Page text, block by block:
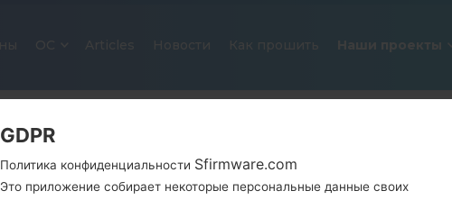
Новости Как прошить Наши проекты
GDPR
Политика конфиденциальности Sfirmware.com
Это приложение собирает некоторые персональные данные своих